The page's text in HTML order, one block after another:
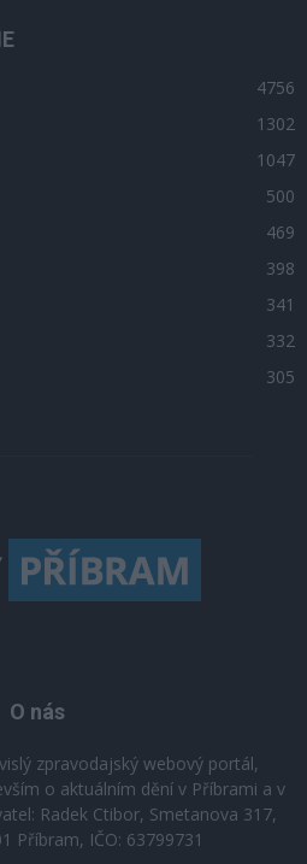
4756
1302
1047
500
469
398
341
332
305
O nás
zpravodajský webový portál,
o aktuálním dění v Příbrami a v
Radek Ctibor, Smetanova 317,
Příbram, IČO: 63799731